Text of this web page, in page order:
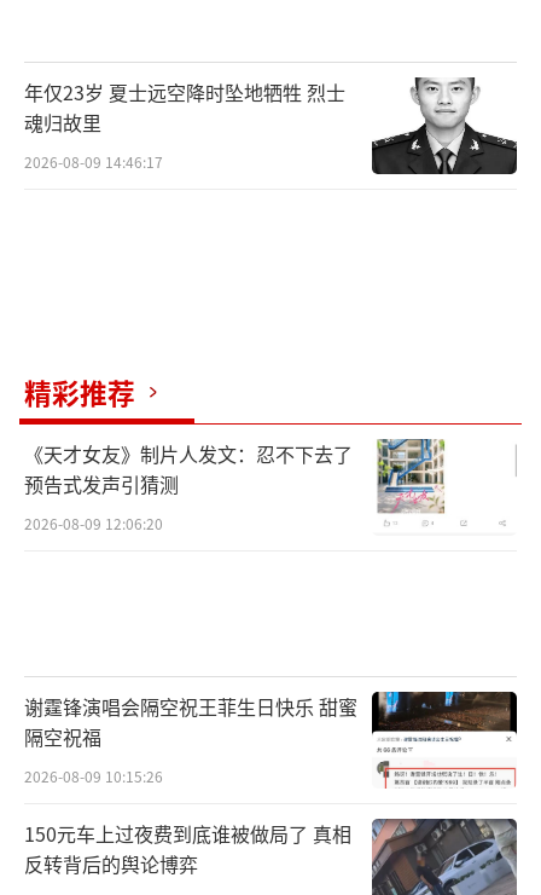
年仅23岁 夏士远空降时坠地牺牲 烈士
魂归故里
2026-08-09 14:46:17
精彩推荐
《天才女友》制片人发文：忍不下去了
预告式发声引猜测
2026-08-09 12:06:20
谢霆锋演唱会隔空祝王菲生日快乐 甜蜜
隔空祝福
2026-08-09 10:15:26
150元车上过夜费到底谁被做局了 真相
反转背后的舆论博弈